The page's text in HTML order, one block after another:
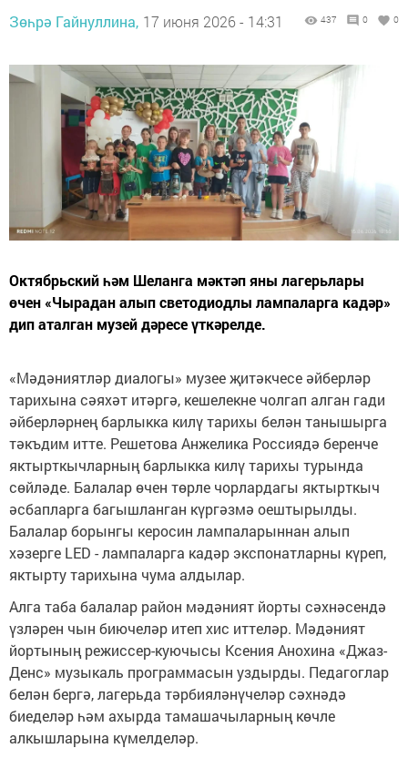
Зөһрә Гайнуллина, 17 июня 2026 - 14:31 437 0 0
Октябрьский һәм Шеланга мәктәп яны лагерьлары
өчен «Чырадан алып светодиодлы лампаларга кадәр»
дип аталган музей дәресе үткәрелде.
«Мәдәниятләр диалогы» музее җитәкчесе әйберләр
тарихына сәяхәт итәргә, кешелекне чолгап алган гади
әйберләрнең барлыкка килү тарихы белән танышырга
тәкъдим итте. Решетова Анжелика Россиядә беренче
яктырткычларның барлыкка килү тарихы турында
сөйләде. Балалар өчен төрле чорлардагы яктырткыч
әсбапларга багышланган күргәзмә оештырылды.
Балалар борынгы керосин лампаларыннан алып
хәзерге LED - лампаларга кадәр экспонатларны күреп,
яктырту тарихына чума алдылар.
Алга таба балалар район мәдәният йорты сәхнәсендә
үзләрен чын биючеләр итеп хис иттеләр. Мәдәният
йортының режиссер-куючысы Ксения Анохина «Джаз-
Денс» музыкаль программасын уздырды. Педагоглар
белән бергә, лагерьда тәрбияләнүчеләр сәхнәдә
биеделәр һәм ахырда тамашачыларның көчле
алкышларына күмелделәр.